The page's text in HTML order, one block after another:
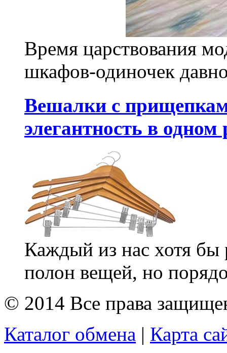
Время царствования
шкафов-одиночек
Вешалки с
элегантность в
Каждый из нас хотя бы
полон вещей, но
© 2014 Все права
Каталог обмена | Карта